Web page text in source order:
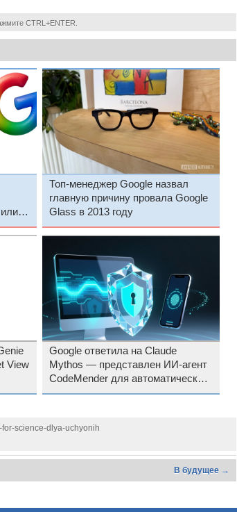
CTRL+ENTER.
Топ-менеджер Google назвал
главную причину провала Google
Glass в 2013 году
View
Google ответила на Claude
Mythos — представлен ИИ-агент
CodeMender для автоматического
поиска и исправления дыр в ПО
science-dlya-uchyonih
В будущее →